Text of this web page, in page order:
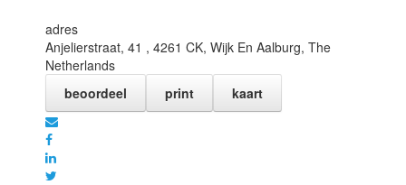
adres
Anjelierstraat, 41 , 4261 CK, Wijk En Aalburg, The
Netherlands
beoordeel
print kaart